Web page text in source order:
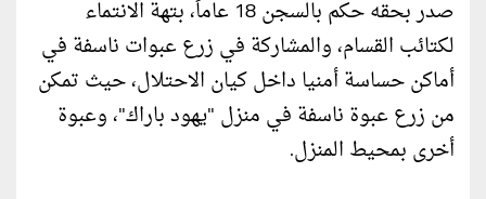
صدر بحقه حكم بالسجن 18 عاماً، بتهة الانتماء
لكتائب القسام، والمشاركة في زرع عبوات ناسفة في
أماكن حساسة أمنيا داخل كيان الاحتلال، حيث تمكن
من زرع عبوة ناسفة في منزل "يهود باراك"، وعبوة
أخرى بمحيط المنزل.